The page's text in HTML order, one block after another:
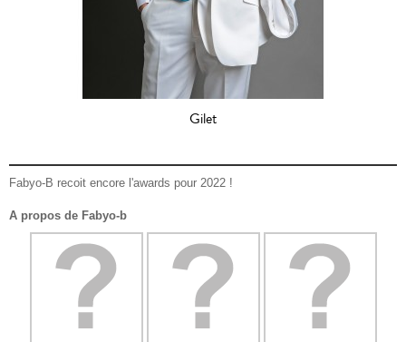
Gilet
Fabyo-B recoit encore l'awards pour 2022 !
A propos de Fabyo-b